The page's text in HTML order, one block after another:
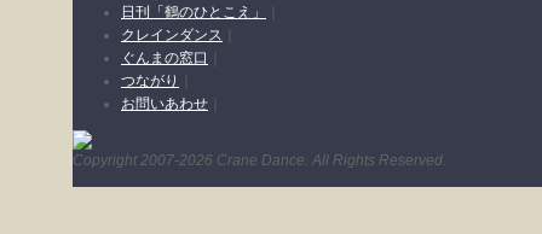
日刊「鶴のひとこえ」
クレインダンス
ぐんまの窓口
つながり
お問いあわせ
Copyright 2007-2026 Crane Dance. All Rights Reserved.